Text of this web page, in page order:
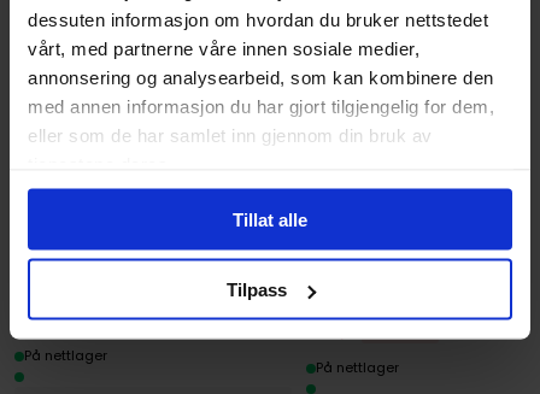
dessuten informasjon om hvordan du bruker nettstedet
vårt, med partnerne våre innen sosiale medier,
annonsering og analysearbeid, som kan kombinere den
med annen informasjon du har gjort tilgjengelig for dem,
eller som de har samlet inn gjennom din bruk av
Tillat alle
Tilpass
Avansert Format
Hardcover
Språk
Engelsk
Utgave
01
Utvalgte produkter
179,10 Medlem
På nettlager
449
På nettlager